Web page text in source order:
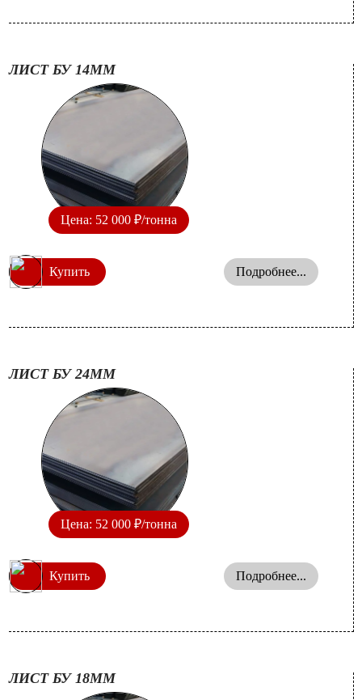
ЛИСТ БУ 14ММ
Цена: 52 000 ₽/тонна
Купить Подробнее...
ЛИСТ БУ 24ММ
Цена: 52 000 ₽/тонна
Купить Подробнее...
ЛИСТ БУ 18ММ